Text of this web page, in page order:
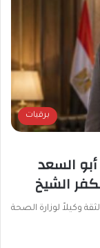
برقيات
السعد
الشيخ
وكيلاً لوزارة الصحة